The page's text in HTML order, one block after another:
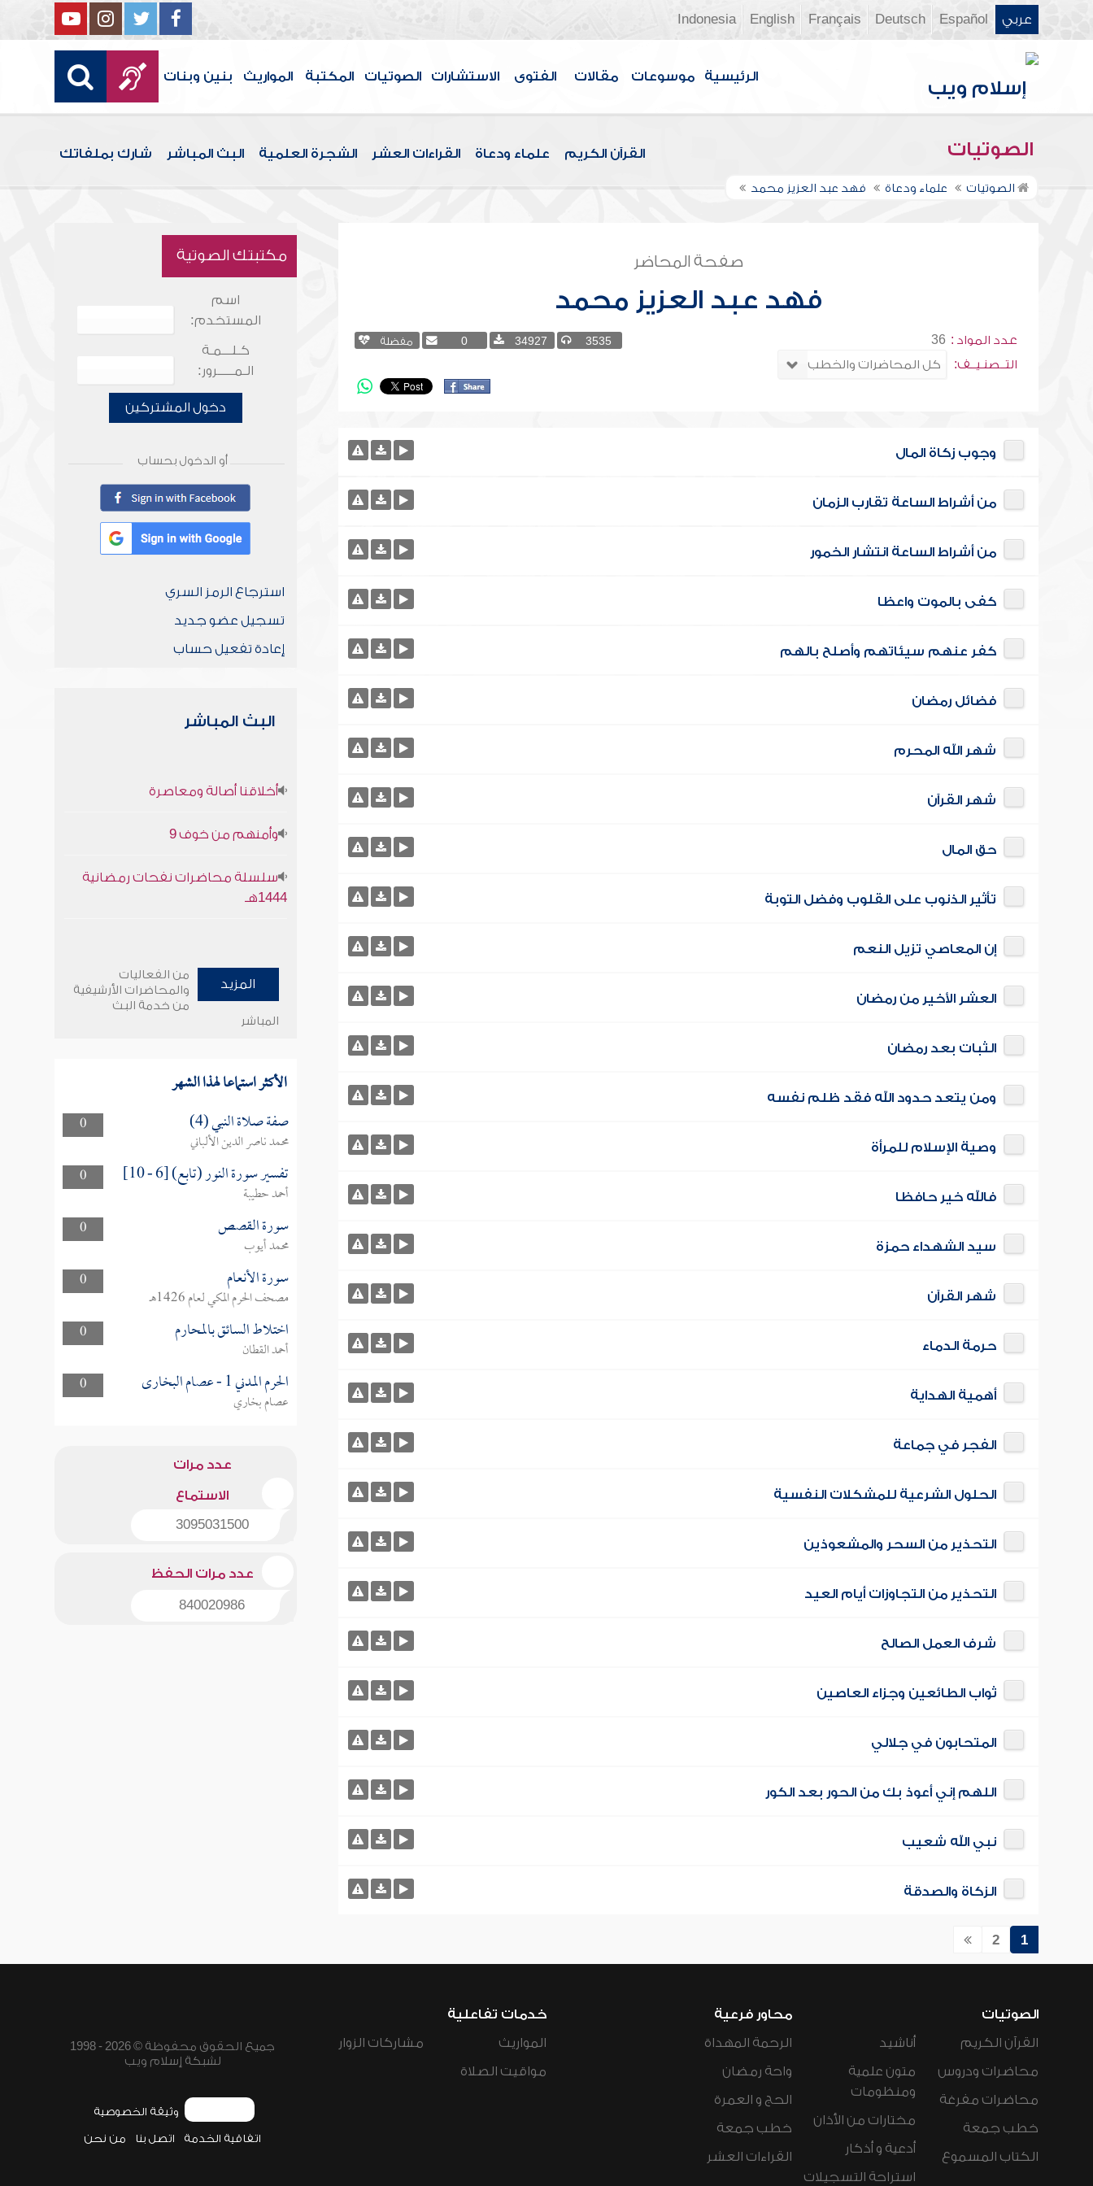
عربي Español
Deutsch
Français
English
Indonesia
الرئيسية موسوعات مقالات الفتوى الاستشارات الصوتيات المكتبة المواريث بنين وبنات
الصوتيات القرآن الكريم علماء ودعاة القراءات العشر الشجرة العلمية البث المباشر شارك بملفاتك
الصوتيات علماء ودعاة فهد عبد العزيز محمد
صفحة المحاضر
فهد عبد العزيز محمد
عدد المواد : 36
التــصنـيــف:
3535
34927
0 مفضلة
وجوب زكاة المال
من أشراط الساعة تقارب الزمان
من أشراط الساعة انتشار الخمور
كفى بالموت واعظا
كفر عنهم سيئاتهم وأصلح بالهم
فضائل رمضان
شهر الله المحرم
شهر القرآن
حق المال
تأثير الذنوب على القلوب وفضل التوبة
إن المعاصي تزيل النعم
العشر الأخير من رمضان
الثبات بعد رمضان
ومن يتعد حدود الله فقد ظلم نفسه
وصية الإسلام للمرأة
فالله خير حافظا
سيد الشهداء حمزة
شهر القرآن
حرمة الدماء
أهمية الهداية
الفجر في جماعة
الحلول الشرعية للمشكلات النفسية
التحذير من السحر والمشعوذين
التحذير من التجاوزات أيام العيد
شرف العمل الصالح
ثواب الطائعين وجزاء العاصين
المتحابون في جلالي
اللهم إني أعوذ بك من الحور بعد الكور
نبي الله شعيب
الزكاة والصدقة
1
2
مكتبتك الصوتية
اسم
المستخدم:
كـلـــمـة
الـمـــــرور:
دخول المشتركين
أو الدخول بحساب
استرجاع الرمز السري
تسجيل عضو جديد
إعادة تفعيل حساب
البث المباشر
أخلاقنا أصالة ومعاصرة
وأمنهم من خوف 9
سلسلة محاضرات نفحات رمضانية
1444هـ
المزيد
من الفعاليات
والمحاضرات الأرشيفية
من خدمة البث
المباشر
الأكثر استماعا لهذا الشهر
0 صفة صلاة النبي (4)
محمد ناصر الدين الألباني
0
تفسير سورة النور (تابع) [6 - 10]
أحمد حطيبة
0
سورة القصص
محمد أيوب
0
سورة الأنعام
مصحف الحرم المكي لعام 1426هـ
0
اختلاط السائق بالمحارم
أحمد القطان
0
الحرم المدني 1 - عصام البخارى
عصام بخاري
عدد مرات
الاستماع
3095031500
عدد مرات الحفظ
840020986
الصوتيات
القرآن الكريم
محاضرات ودروس
محاضرات مفرغة
خطب جمعة
الكتاب المسموع
أناشيد
متون علمية
ومنظومات
مختارات من الأذان
أدعية و أذكار
استراحة التسجيلات
محاور فرعية
الرحمة المهداة
واحة رمضان
الحج و العمرة
خطب جمعة
القراءات العشر
خدمات تفاعلية
المواريث
مواقيت الصلاة
مشاركات الزوار
جميع الحقوق محفوظة © 2026 - 1998
لشبكة إسلام ويب
وثيقة الخصوصية
اتفاقية الخدمة اتصل بنا من نحن